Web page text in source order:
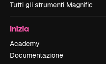
Tutti gli strumenti Magnific
Inizia
Academy
Documentazione